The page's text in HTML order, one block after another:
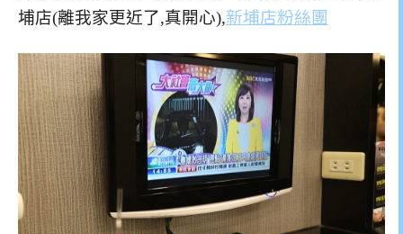
埔店(離我家更近了,真開心),新埔店粉絲團